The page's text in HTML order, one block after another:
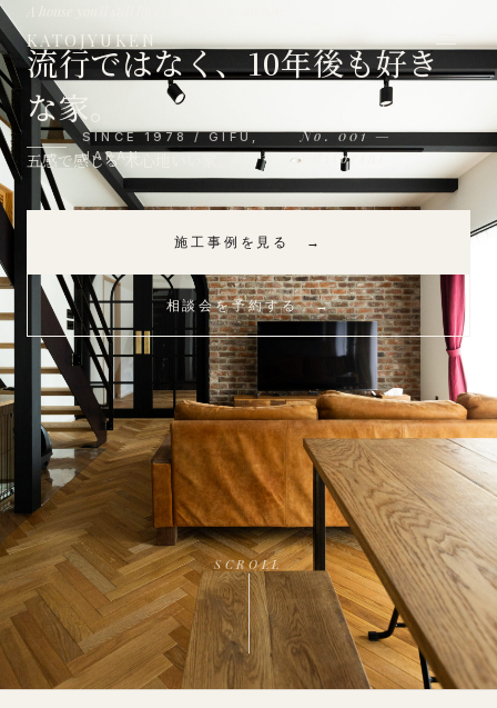
KATOJYUKEN ≡
SINCE 1978 / GIFU,
JAPAN
No. 001 —
Editorial
流行ではなく、10年後も好き
な家。
五感で感じる 木心地いい家。
施工事例を見る →
相談会を予約する →
SCROLL